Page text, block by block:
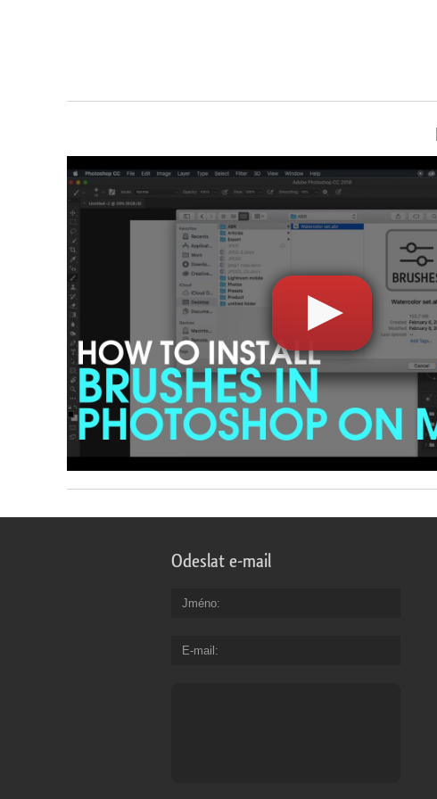
Odeslat e-mail
Jméno
E-mail